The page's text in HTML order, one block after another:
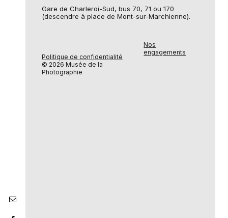
Gare de Charleroi-Sud, bus 70, 71 ou 170
(descendre à place de Mont-sur-Marchienne).
Politique de confidentialité
© 2026 Musée de la
Photographie
Nos
engagements